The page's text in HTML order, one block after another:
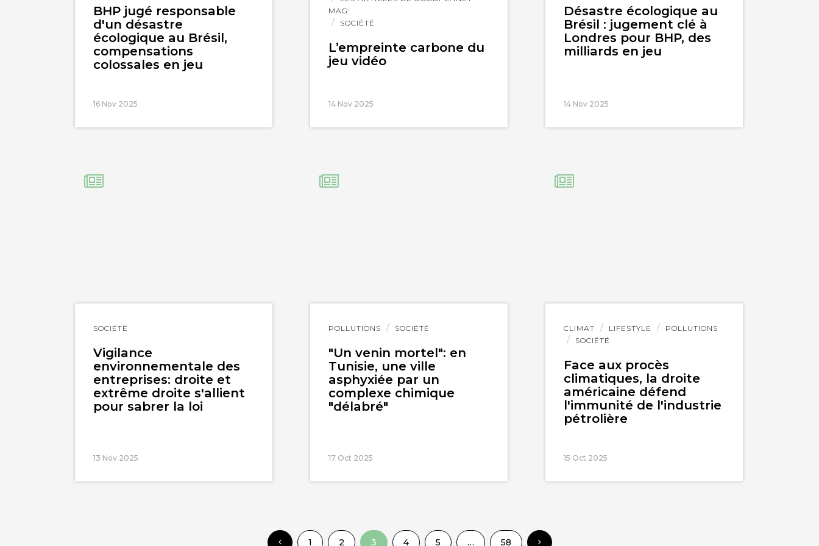
BHP jugé responsable
d'un désastre
écologique au Brésil,
compensations
colossales en jeu
16 Nov 2025
MAG'
SOCIÉTÉ
L’empreinte carbone du
jeu vidéo
14 Nov 2025
Désastre écologique au
Brésil : jugement clé à
Londres pour BHP, des
milliards en jeu
14 Nov 2025
SOCIÉTÉ
Vigilance
environnementale des
entreprises: droite et
extrême droite s'allient
pour sabrer la loi
13 Nov 2025
Lire
POLLUTIONS SOCIÉTÉ
"Un venin mortel": en
Tunisie, une ville
asphyxiée par un
complexe chimique
"délabré"
17 Oct 2025
Lire
CLIMAT LIFESTYLE
POLLUTIONS
SOCIÉTÉ
Face aux procès
climatiques, la droite
américaine défend
l'immunité de l'industrie
pétrolière
15 Oct 2025
Lire
l'article
1 2 3 4 5 … 58